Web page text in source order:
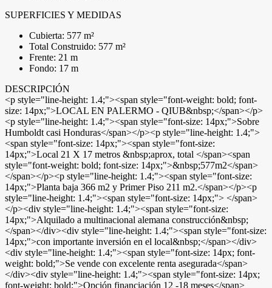
SUPERFICIES Y MEDIDAS
Cubierta: 577 m²
Total Construido: 577 m²
Frente: 21 m
Fondo: 17 m
DESCRIPCIÓN
<p style="line-height: 1.4;"><span style="font-weight: bold; font-
size: 14px;">LOCAL EN PALERMO - QIUB&nbsp;</span></p>
<p style="line-height: 1.4;"><span style="font-size: 14px;">Sobre
Humboldt casi Honduras</span></p><p style="line-height: 1.4;">
<span style="font-size: 14px;"><span style="font-size:
14px;">Local 21 X 17 metros &nbsp;aprox, total </span><span
style="font-weight: bold; font-size: 14px;">&nbsp;577m2</span>
</span></p><p style="line-height: 1.4;"><span style="font-size:
14px;">Planta baja 366 m2 y Primer Piso 211 m2.</span></p><p
style="line-height: 1.4;"><span style="font-size: 14px;"> </span>
</p><div style="line-height: 1.4;"><span style="font-size:
14px;">Alquilado a multinacional alemana construcción&nbsp;
</span></div><div style="line-height: 1.4;"><span style="font-size:
14px;">con importante inversión en el local&nbsp;</span></div>
<div style="line-height: 1.4;"><span style="font-size: 14px; font-
weight: bold;">Se vende con excelente renta asegurada</span>
</div><div style="line-height: 1.4;"><span style="font-size: 14px;
font-weight: bold;">Opción financiación 12 -18 meses</span>